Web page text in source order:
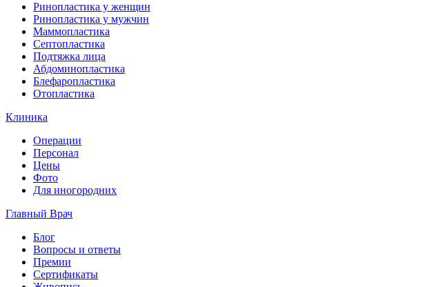
Ринопластика у женщин
Ринопластика у мужчин
Маммопластика
Септопластика
Подтяжка лица
Абдоминопластика
Блефаропластика
Отопластика
Клиника
Операции
Персонал
Цены
Фото
Для иногородних
Главный Врач
Блог
Вопросы и ответы
Премии
Сертификаты